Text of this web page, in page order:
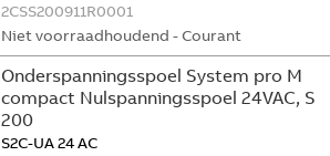
2CSS200911R0001
Niet voorraadhoudend - Courant
Onderspanningsspoel System pro M
compact Nulspanningsspoel 24VAC, S
200
S2C-UA 24 AC